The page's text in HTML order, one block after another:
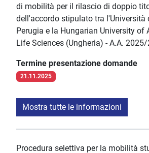
di mobilità per il rilascio di doppio
dell'accordo stipulato tra l'Università
Perugia e la Hungarian University of
Life Sciences (Ungheria) - A.A.
Termine presentazione domande
21.11.2025
Mostra tutte le informazioni
Procedura selettiva per la mobilità